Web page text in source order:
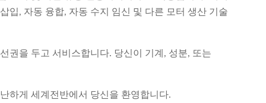
입, 자동 융합, 자동 수지 임신 및 다른 모터 생산 기술
권을 두고 서비스합니다. 당신이 기계, 성분, 또는
하게 세계전반에서 당신을 환영합니다.